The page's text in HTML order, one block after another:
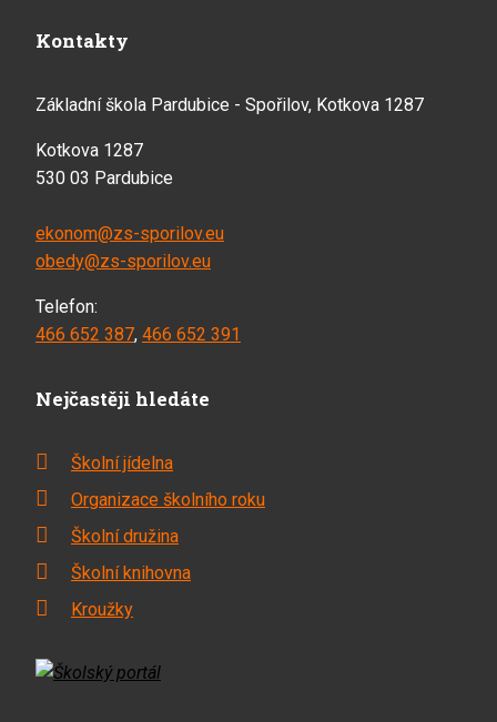
Kontakty
Základní škola Pardubice - Spořilov, Kotkova 1287
Kotkova 1287
530 03 Pardubice
ekonom@zs-sporilov.eu
obedy@zs-sporilov.eu
Telefon:
466 652 387, 466 652 391
Nejčastěji hledáte
Školní jídelna
Organizace školního roku
Školní družina
Školní knihovna
Kroužky